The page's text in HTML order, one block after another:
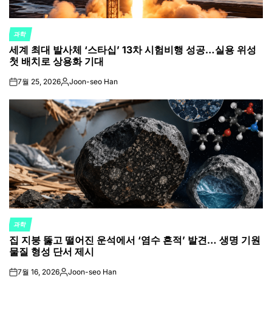
POSTED
IN
과학
세계 최대 발사체 ‘스타십’ 13차 시험비행 성공…실용 위성
첫 배치로 상용화 기대
on7월 25, 2026Posted
Joon-seo Han
POSTED
IN
과학
집 지붕 뚫고 떨어진 운석에서 ‘염수 흔적’ 발견… 생명 기원
물질 형성 단서 제시
on7월 16, 2026Posted
Joon-seo Han